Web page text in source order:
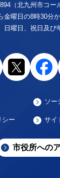
（北九州市コー
金曜日の8時30分
日曜日、祝日及び
ソー
シー サイ
市役所への